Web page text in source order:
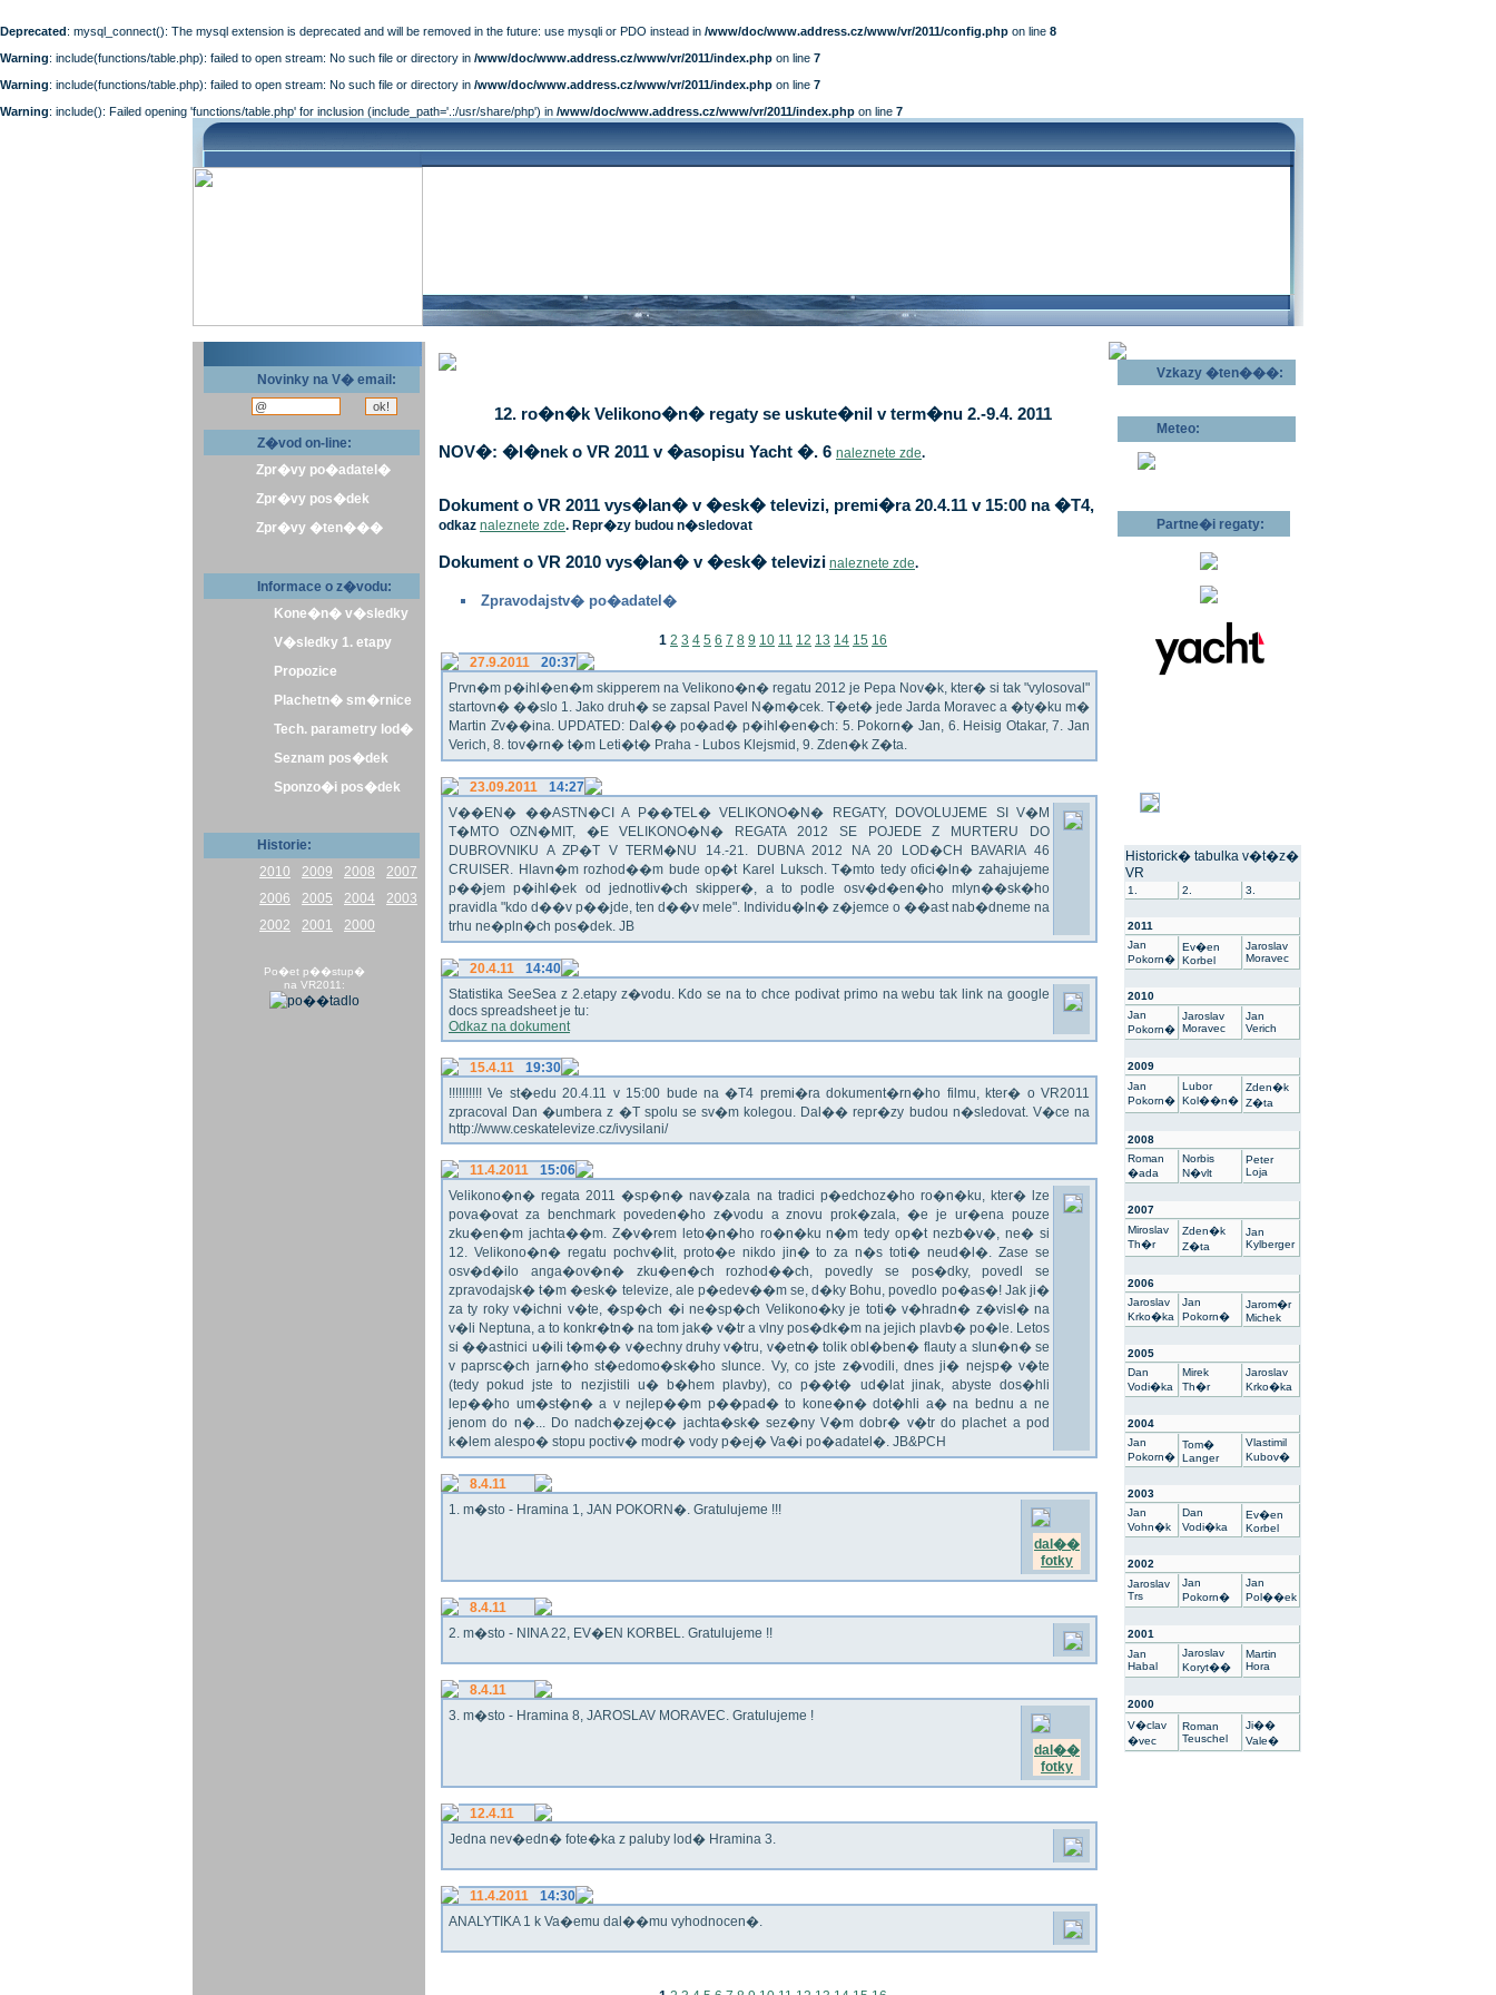
Deprecated: mysql_connect(): The mysql extension is deprecated and will be removed in the future: use mysqli or PDO instead in /www/doc/www.address.cz/www/vr/2011/config.php on line 8
Warning: include(functions/table.php): failed to open stream: No such file or directory in /www/doc/www.address.cz/www/vr/2011/index.php on line 7
Warning: include(functions/table.php): failed to open stream: No such file or directory in /www/doc/www.address.cz/www/vr/2011/index.php on line 7
Warning: include(): Failed opening 'functions/table.php' for inclusion (include_path='.:/usr/share/php') in /www/doc/www.address.cz/www/vr/2011/index.php on line 7
Novinky na V� email:
Z�vod on-line:
Zpr�vy po�adatel�
Zpr�vy pos�dek
Zpr�vy �ten���
Informace o z�vodu:
Kone�n� v�sledky
V�sledky 1. etapy
Propozice
Plachetn� sm�rnice
Tech. parametry lod�
Seznam pos�dek
Sponzo�i pos�dek
Historie:
2010
2009 2008
2007
2006
2005 2004
2003
2002
2001 2000
Po�et p��stup�
na VR2011:
12. ro�n�k Velikono�n� regaty se uskute�nil v term�nu 2.-9.4. 2011
NOV�: �l�nek o VR 2011 v �asopisu Yacht �. 6 naleznete zde.
Dokument o VR 2011 vys�lan� v �esk� televizi, premi�ra 20.4.11 v 15:00 na �T4,
odkaz naleznete zde. Repr�zy budou n�sledovat
Dokument o VR 2010 vys�lan� v �esk� televizi naleznete zde.
Zpravodajstv� po�adatel�
1 2 3 4 5 6 7 8 9 10 11 12 13 14 15 16
27.9.2011
20:37
Prvn�m p�ihl�en�m skipperem na Velikono�n� regatu 2012 je Pepa Nov�k, kter� si tak "vylosoval"
startovn� ��slo 1. Jako druh� se zapsal Pavel N�m�cek. T�et� jede Jarda Moravec a �ty�ku m�
Martin Zv��ina. UPDATED: Dal�� po�ad� p�ihl�en�ch: 5. Pokorn� Jan, 6. Heisig Otakar, 7. Jan
Verich, 8. tov�rn� t�m Leti�t� Praha - Lubos Klejsmid, 9. Zden�k Z�ta.
23.09.2011
14:27
V��EN� ��ASTN�CI A P��TEL� VELIKONO�N� REGATY, DOVOLUJEME SI V�M
T�MTO OZN�MIT, �E VELIKONO�N� REGATA 2012 SE POJEDE Z MURTERU DO
DUBROVNIKU A ZP�T V TERM�NU 14.-21. DUBNA 2012 NA 20 LOD�CH BAVARIA 46
CRUISER. Hlavn�m rozhod��m bude op�t Karel Luksch. T�mto tedy ofici�ln� zahajujeme
p��jem p�ihl�ek od jednotliv�ch skipper�, a to podle osv�d�en�ho mlyn��sk�ho
pravidla "kdo d��v p��jde, ten d��v mele". Individu�ln� z�jemce o ��ast nab�dneme na
trhu ne�pln�ch pos�dek. JB
20.4.11
14:40
Statistika SeeSea z 2.etapy z�vodu. Kdo se na to chce podivat primo na webu tak link na google
docs spreadsheet je tu:
Odkaz na dokument
15.4.11
19:30
!!!!!!!!!! Ve st�edu 20.4.11 v 15:00 bude na �T4 premi�ra dokument�rn�ho filmu, kter� o VR2011
zpracoval Dan �umbera z �T spolu se sv�m kolegou. Dal�� repr�zy budou n�sledovat. V�ce na
http://www.ceskatelevize.cz/ivysilani/
11.4.2011
15:06
Velikono�n� regata 2011 �sp�n� nav�zala na tradici p�edchoz�ho ro�n�ku, kter� lze
pova�ovat za benchmark poveden�ho z�vodu a znovu prok�zala, �e je ur�ena pouze
zku�en�m jachta��m. Z�v�rem leto�n�ho ro�n�ku n�m tedy op�t nezb�v�, ne� si
12. Velikono�n� regatu pochv�lit, proto�e nikdo jin� to za n�s toti� neud�l�. Zase se
osv�d�ilo anga�ov�n� zku�en�ch rozhod��ch, povedly se pos�dky, povedl se
zpravodajsk� t�m �esk� televize, ale p�edev��m se, d�ky Bohu, povedlo po�as�! Jak ji�
za ty roky v�ichni v�te, �sp�ch �i ne�sp�ch Velikono�ky je toti� v�hradn� z�visl� na
v�li Neptuna, a to konkr�tn� na tom jak� v�tr a vlny pos�dk�m na jejich plavb� po�le. Letos
si ��astnici u�ili t�m�� v�echny druhy v�tru, v�etn� tolik obl�ben� flauty a slun�n� se
v paprsc�ch jarn�ho st�edomo�sk�ho slunce. Vy, co jste z�vodili, dnes ji� nejsp� v�te
(tedy pokud jste to nezjistili u� b�hem plavby), co p��t� ud�lat jinak, abyste dos�hli
lep��ho um�st�n� a v nejlep��m p��pad� to kone�n� dot�hli a� na bednu a ne
jenom do n�... Do nadch�zej�c� jachta�sk� sez�ny V�m dobr� v�tr do plachet a pod
k�lem alespo� stopu poctiv� modr� vody p�ej� Va�i po�adatel�. JB&PCH
8.4.11
1. m�sto - Hramina 1, JAN POKORN�. Gratulujeme !!!
dal��
fotky
8.4.11
2. m�sto - NINA 22, EV�EN KORBEL. Gratulujeme !!
8.4.11
3. m�sto - Hramina 8, JAROSLAV MORAVEC. Gratulujeme !
dal��
fotky
12.4.11
Jedna nev�edn� fote�ka z paluby lod� Hramina 3.
11.4.2011
14:30
ANALYTIKA 1 k Va�emu dal��mu vyhodnocen�.
Vzkazy �ten���:
Meteo:
Partne�i regaty:
Historick� tabulka v�t�z�
VR
1. 2. 3.
2011
Jan
Pokorn�
Ev�en
Korbel
Jaroslav
Moravec
2010
Jan
Pokorn�
Jaroslav
Moravec
Jan
Verich
2009
Jan
Pokorn�
Lubor
Kol��n�
Zden�k
Z�ta
2008
Roman
�ada
Norbis
N�vlt
Peter
Loja
2007
Miroslav
Th�r
Zden�k
Z�ta
Jan
Kylberger
2006
Jaroslav
Krko�ka
Jan
Pokorn�
Jarom�r
Michek
2005
Dan
Vodi�ka
Mirek
Th�r
Jaroslav
Krko�ka
2004
Jan
Pokorn�
Tom�
Langer
Vlastimil
Kubov�
2003
Jan
Vohn�k
Dan
Vodi�ka
Ev�en
Korbel
2002
Jaroslav
Trs
Jan
Pokorn�
Jan
Pol��ek
2001
Jan
Habal
Jaroslav
Koryt��
Martin
Hora
2000
V�clav
�vec
Roman
Teuschel
Ji��
Vale�